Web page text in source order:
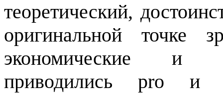
теоретический,
оригинальной точке
экономические и
приводилисьpro